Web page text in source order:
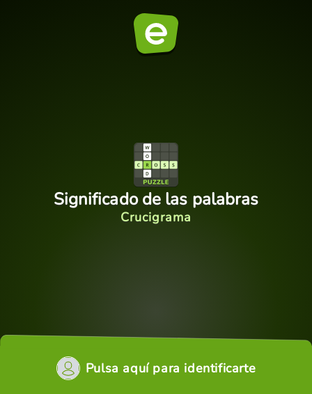
Significado de las palabras
Crucigrama
Pulsa aquí para identificarte